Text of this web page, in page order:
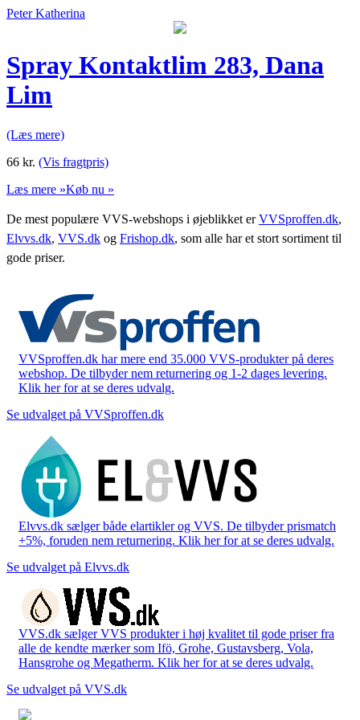
Peter Katherina
Spray Kontaktlim 283, Dana
Lim
(Læs mere)
66 kr. (Vis fragtpris)
Læs mere »Køb nu »
De mest populære VVS-webshops i øjeblikket erVVSproffen.dk,
Elvvs.dk, VVS.dk og Frishop.dk, som alle har et stort sortiment til
gode priser.
VVSproffen.dk har mere end 35.000 VVS-produkter på deres
webshop. De tilbyder nem returnering og 1-2 dages levering.
Klik her for at se deres udvalg.
Se udvalget på VVSproffen.dk
Elvvs.dk sælger både elartikler og VVS. De tilbyder prismatch
+5%, foruden nem returnering. Klik her for at se deres udvalg.
Se udvalget på Elvvs.dk
VVS.dk sælger VVS produkter i høj kvalitet til gode priser fra
alle de kendte mærker som Ifö, Grohe, Gustavsberg, Vola,
Hansgrohe og Megatherm. Klik her for at se deres udvalg.
Se udvalget på VVS.dk